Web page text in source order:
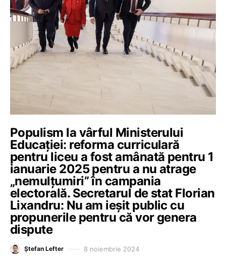
Populism la vârful Ministerului
Educației: reforma curriculară
pentru liceu a fost amânată pentru 1
ianuarie 2025 pentru a nu atrage
„nemulțumiri” în campania
electorală. Secretarul de stat Florian
Lixandru: Nu am ieșit public cu
propunerile pentru că vor genera
dispute
Ștefan Lefter 8 noiembrie 2024